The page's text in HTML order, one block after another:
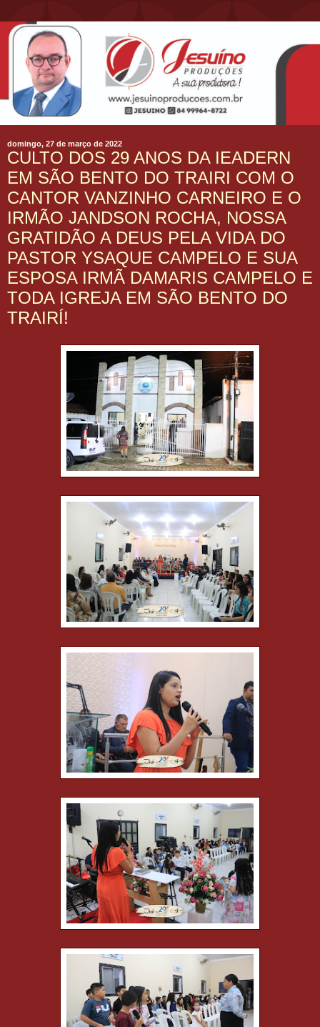
domingo, 27 de março de 2022
CULTO DOS 29 ANOS DA IEADERN
EM SÃO BENTO DO TRAIRI COM O
CANTOR VANZINHO CARNEIRO E O
IRMÃO JANDSON ROCHA, NOSSA
GRATIDÃO A DEUS PELA VIDA DO
PASTOR YSAQUE CAMPELO E SUA
ESPOSA IRMÃ DAMARIS CAMPELO E
TODA IGREJA EM SÃO BENTO DO
TRAIRÍ!